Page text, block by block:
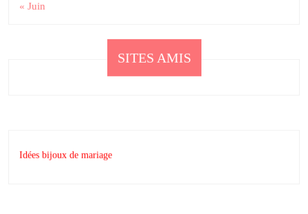
« Juin
SITES AMIS
Idées bijoux de mariage